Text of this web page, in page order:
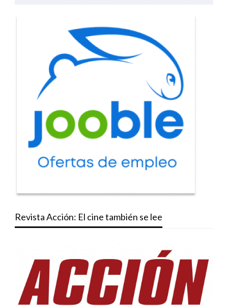
Revista Acción: El cine también se lee